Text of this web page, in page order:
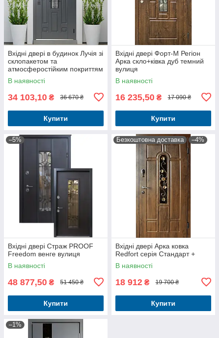
Вхідні двері в будинок Лучія зі
склопакетом та
атмосферостійким покриттям
ArWood сірі
В наявності
34 103,10 ₴ 36 670 ₴
Купити
Вхідні двері Форт-M Регіон
Арка скло+ківка дуб темний
вулиця
В наявності
16 235,50 ₴ 17 090 ₴
Купити
–5%
Вхідні двері Страж PROOF
Freedom венге вулиця
В наявності
48 877,50 ₴ 51 450 ₴
Купити
Безкоштовна доставка –4%
Вхідні двері Арка ковка
Redfort серія Стандарт +
В наявності
18 912 ₴ 19 700 ₴
Купити
–1%